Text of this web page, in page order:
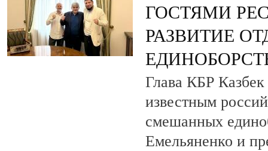
ГОСТЯМИ
РАЗВИТИЕ
Глава КБР Казбек
известным
смешанных
Емельяненко и